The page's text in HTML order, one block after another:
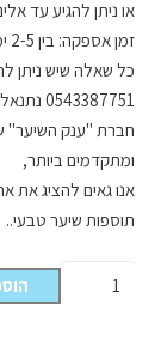
או ניתן להגיע עד
זמן אספקה: בין 2-5 ימים.
כל שאלה שיש ניתן
0543387751 נתנאל.או 0506914080 אפרים.
חברת "ענק השיער"
ומתקדמים ביותר,
אנו גאים להציג את
תוספות שיער טבעי..
כמות